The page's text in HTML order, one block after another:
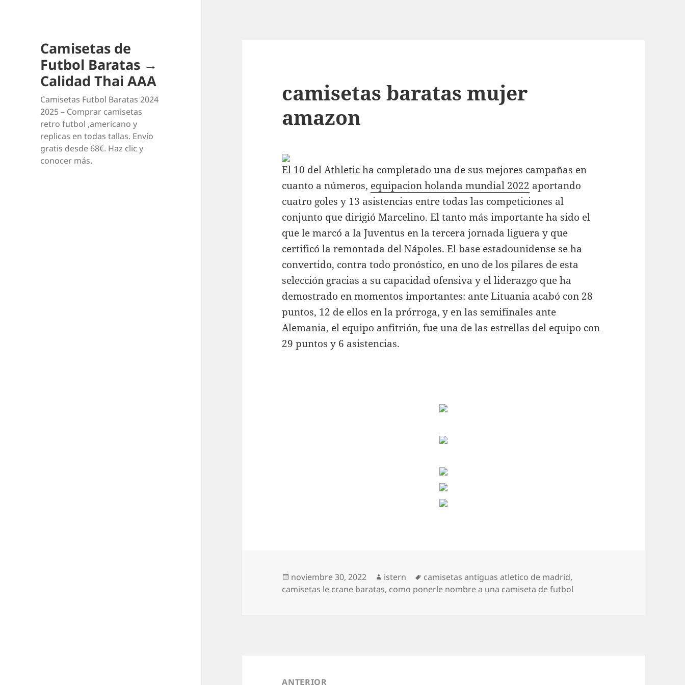
Camisetas de
Futbol Baratas →
Calidad Thai AAA
Camisetas Futbol Baratas 2024
2025 – Comprar camisetas
retro futbol ,americano y
replicas en todas tallas. Envío
gratis desde 68€. Haz clic y
conocer más.
camisetas baratas mujer
amazon
El 10 del Athletic ha completado una de sus mejores campañas en
cuanto a números, equipacion holanda mundial 2022 aportando
cuatro goles y 13 asistencias entre todas las competiciones al
conjunto que dirigió Marcelino. El tanto más importante ha sido el
que le marcó a la Juventus en la tercera jornada liguera y que
certificó la remontada del Nápoles. El base estadounidense se ha
convertido, contra todo pronóstico, en uno de los pilares de esta
selección gracias a su capacidad ofensiva y el liderazgo que ha
demostrado en momentos importantes: ante Lituania acabó con 28
puntos, 12 de ellos en la prórroga, y en las semifinales ante
Alemania, el equipo anfitrión, fue una de las estrellas del equipo con
29 puntos y 6 asistencias.
Publicado
el
noviembre 30, 2022 Autor
istern Etiquetas
camisetas antiguas atletico de madrid,
camisetas le crane baratas, como ponerle nombre a una camiseta de futbol
ANTERIOR